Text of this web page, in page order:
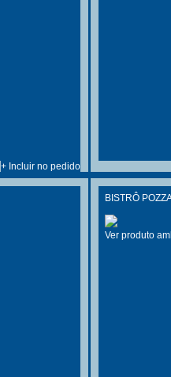
+ Incluir no pedido
BISTRÔ
Ver produto